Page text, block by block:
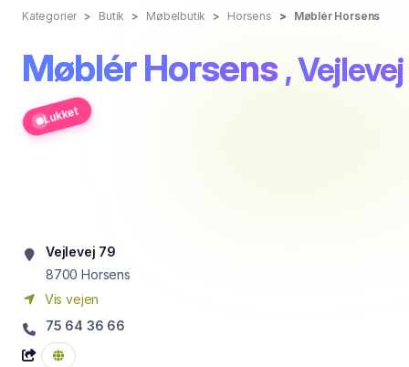
Kategorier Butik Møbelbutik Horsens Møblér Horsens
Møblér Horsens ,
Lukket
Vejlevej 79
8700 Horsens
Vis vejen
75 64 36 66